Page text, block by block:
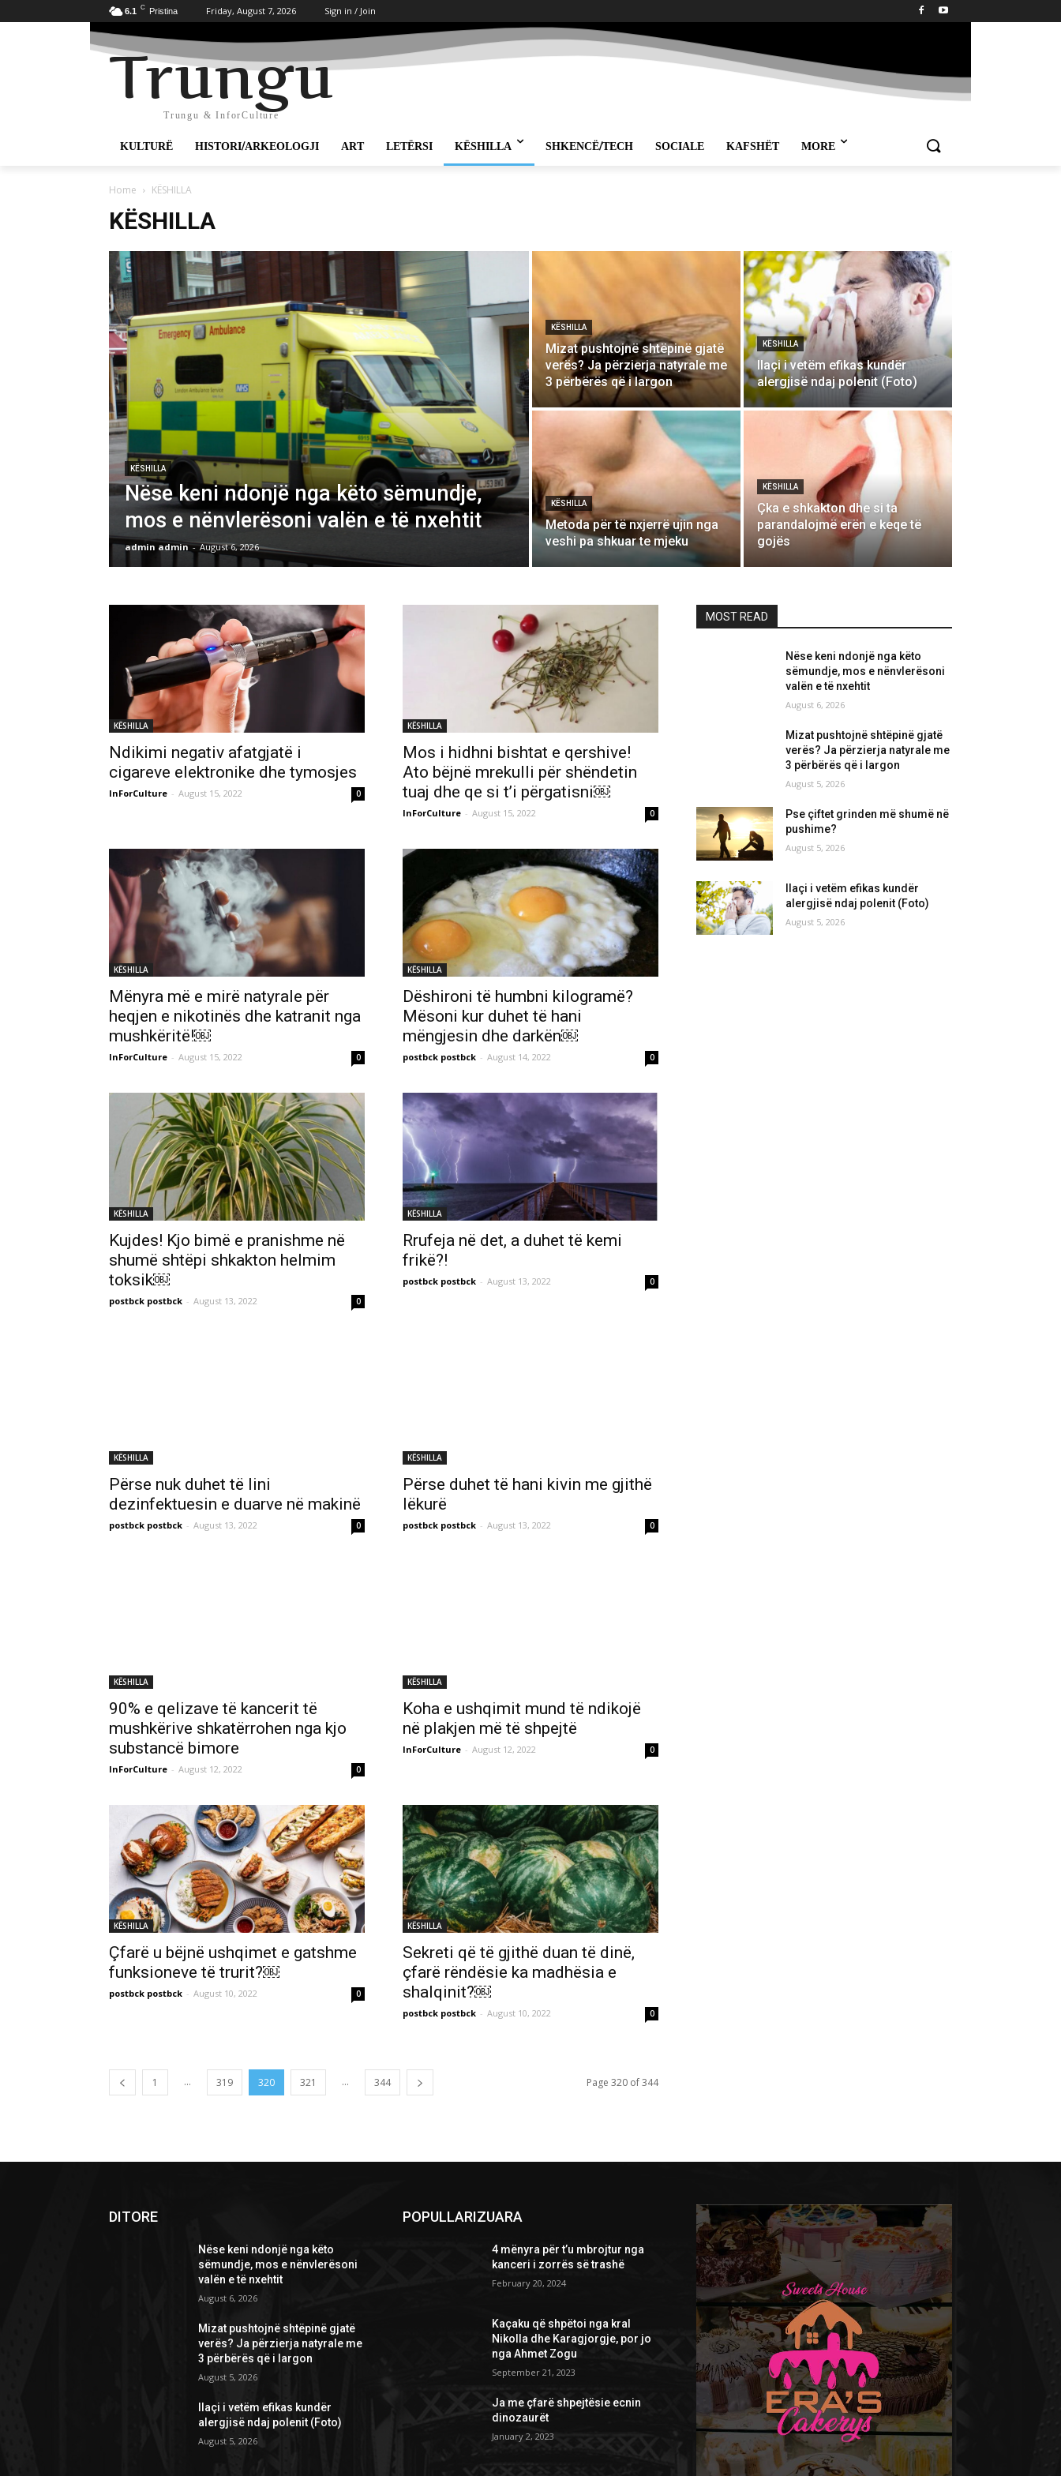
6.1 C Pristina Friday, August 7, 2026 Sign in / Join
Trungu
Trungu & InforCulture
KULTURË HISTORI/ARKEOLOGJI ART LETËRSI KËSHILLA SHKENCË/TECH SOCIALE KAFSHËT MORE
Home KËSHILLA
KËSHILLA
KËSHILLA
Nëse keni ndonjë nga këto sëmundje,
mos e nënvlerësoni valën e të nxehtit
admin admin - August 6, 2026
KËSHILLA
Mizat pushtojnë shtëpinë gjatë
verës? Ja përzierja natyrale me
3 përbërës që i largon
KËSHILLA
Ilaçi i vetëm efikas kundër
alergjisë ndaj polenit (Foto)
KËSHILLA
Metoda për të nxjerrë ujin nga
veshi pa shkuar te mjeku
KËSHILLA
Çka e shkakton dhe si ta
parandalojmë erën e keqe të
gojës
KËSHILLA
Ndikimi negativ afatgjatë i
cigareve elektronike dhe tymosjes
InForCulture - August 15, 2022 0
KËSHILLA
Mos i hidhni bishtat e qershive!
Ato bëjnë mrekulli për shëndetin
tuaj dhe qe si t’i përgatisni￼
InForCulture - August 15, 2022 0
KËSHILLA
Mënyra më e mirë natyrale për
heqjen e nikotinës dhe katranit nga
mushkëritë!￼
InForCulture - August 15, 2022 0
KËSHILLA
Dëshironi të humbni kilogramë?
Mësoni kur duhet të hani
mëngjesin dhe darkën￼
postbck postbck - August 14, 2022 0
KËSHILLA
Kujdes! Kjo bimë e pranishme në
shumë shtëpi shkakton helmim
toksik￼
postbck postbck - August 13, 2022 0
KËSHILLA
Rrufeja në det, a duhet të kemi
frikë?!
postbck postbck - August 13, 2022 0
KËSHILLA
Përse nuk duhet të lini
dezinfektuesin e duarve në makinë
postbck postbck - August 13, 2022 0
KËSHILLA
Përse duhet të hani kivin me gjithë
lëkurë
postbck postbck - August 13, 2022 0
KËSHILLA
90% e qelizave të kancerit të
mushkërive shkatërrohen nga kjo
substancë bimore
InForCulture - August 12, 2022 0
KËSHILLA
Koha e ushqimit mund të ndikojë
në plakjen më të shpejtë
InForCulture - August 12, 2022 0
KËSHILLA
Çfarë u bëjnë ushqimet e gatshme
funksioneve të trurit?￼
postbck postbck - August 10, 2022 0
KËSHILLA
Sekreti që të gjithë duan të dinë,
çfarë rëndësie ka madhësia e
shalqinit?￼
postbck postbck - August 10, 2022 0
1 ... 319 320 321 ... 344 Page 320 of 344
MOST READ
Nëse keni ndonjë nga këto
sëmundje, mos e nënvlerësoni
valën e të nxehtit
August 6, 2026
Mizat pushtojnë shtëpinë gjatë
verës? Ja përzierja natyrale me
3 përbërës që i largon
August 5, 2026
Pse çiftet grinden më shumë në
pushime?
August 5, 2026
Ilaçi i vetëm efikas kundër
alergjisë ndaj polenit (Foto)
August 5, 2026
DITORE
Nëse keni ndonjë nga këto
sëmundje, mos e nënvlerësoni
valën e të nxehtit
August 6, 2026
Mizat pushtojnë shtëpinë gjatë
verës? Ja përzierja natyrale me
3 përbërës që i largon
August 5, 2026
Ilaçi i vetëm efikas kundër
alergjisë ndaj polenit (Foto)
August 5, 2026
POPULLARIZUARA
4 mënyra për t’u mbrojtur nga
kanceri i zorrës së trashë
February 20, 2024
Kaçaku që shpëtoi nga kral
Nikolla dhe Karagjorgje, por jo
nga Ahmet Zogu
September 21, 2023
Ja me çfarë shpejtësie ecnin
dinozaurët
January 2, 2023